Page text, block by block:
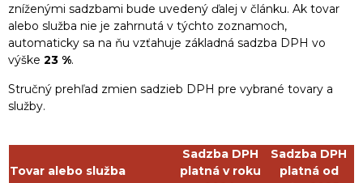
zníženými sadzbami bude uvedený ďalej v článku. Ak tovar
alebo služba nie je zahrnutá v týchto zoznamoch,
automaticky sa na ňu vzťahuje základná sadzba DPH vo
výške 23 %.
Stručný prehľad zmien sadzieb DPH pre vybrané tovary a
služby.
Tovar alebo služba
Sadzba DPH
platná v roku
Sadzba DPH
platná od